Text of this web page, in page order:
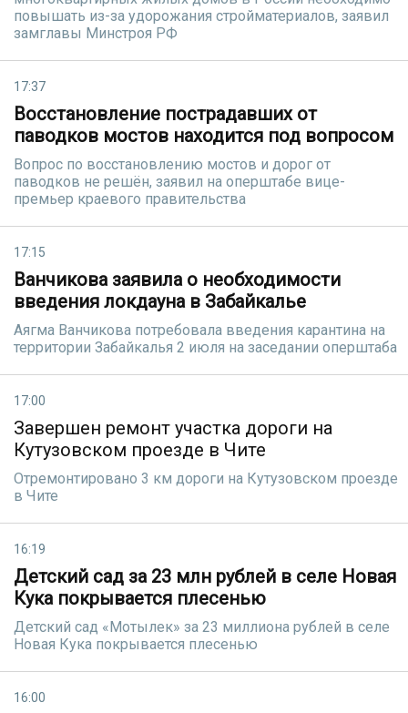
повышать из-за удорожания стройматериалов, заявил
замглавы Минстроя РФ
17:37
Восстановление пострадавших от
паводков мостов находится под вопросом
Вопрос по восстановлению мостов и дорог от
паводков не решён, заявил на оперштабе вице-
премьер краевого правительства
17:15
Ванчикова заявила о необходимости
введения локдауна в Забайкалье
Аягма Ванчикова потребовала введения карантина на
территории Забайкалья 2 июля на заседании оперштаба
17:00
Завершен ремонт участка дороги на
Кутузовском проезде в Чите
Отремонтировано 3 км дороги на Кутузовском проезде
в Чите
16:19
Детский сад за 23 млн рублей в селе Новая
Кука покрывается плесенью
Детский сад «Мотылек» за 23 миллиона рублей в селе
Новая Кука покрывается плесенью
16:00